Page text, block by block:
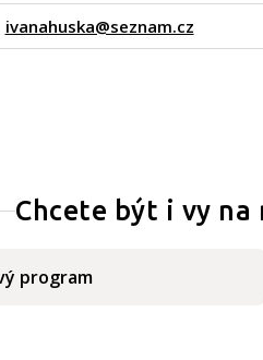
ivanahuska@seznam.cz
Chcete být i vy na
program